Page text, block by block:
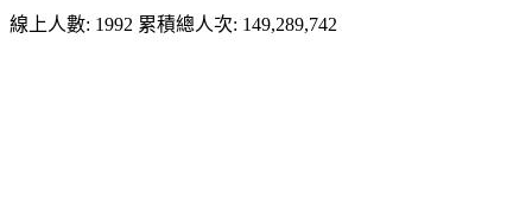
線上人數: 1992 累積總人次: 149,289,742